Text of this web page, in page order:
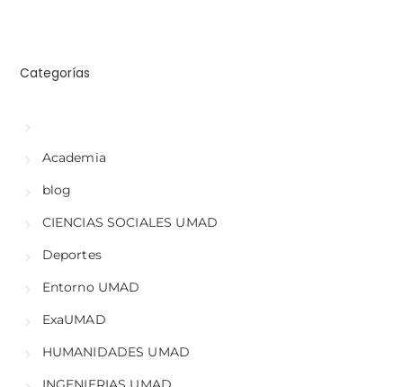
Categorías
Academia
blog
CIENCIAS SOCIALES UMAD
Deportes
Entorno UMAD
ExaUMAD
HUMANIDADES UMAD